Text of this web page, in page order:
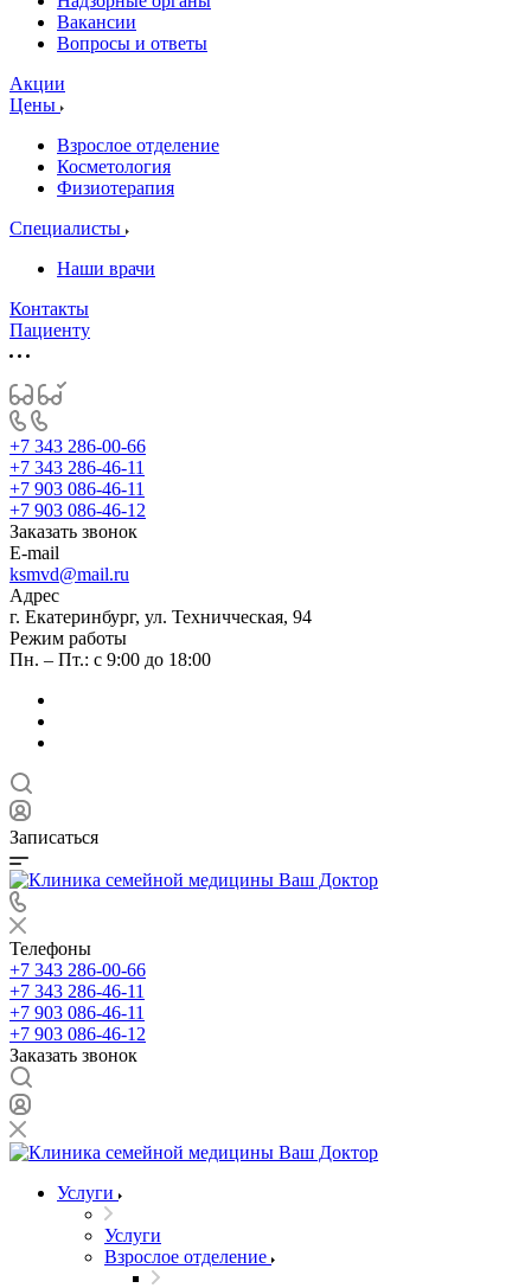
Вакансии
Вопросы и ответы
Акции
Цены
Взрослое отделение
Косметология
Физиотерапия
Специалисты
Наши врачи
Контакты
Пациенту
+7 343 286-00-66
+7 343 286-46-11
+7 903 086-46-11
+7 903 086-46-12
Заказать звонок
E-mail
ksmvd@mail.ru
Адрес
г. Екатеринбург, ул. Техничческая, 94
Режим работы
Пн. – Пт.: с 9:00 до 18:00
Записаться
Телефоны
+7 343 286-00-66
+7 343 286-46-11
+7 903 086-46-11
+7 903 086-46-12
Заказать звонок
Услуги
Услуги
Взрослое отделение